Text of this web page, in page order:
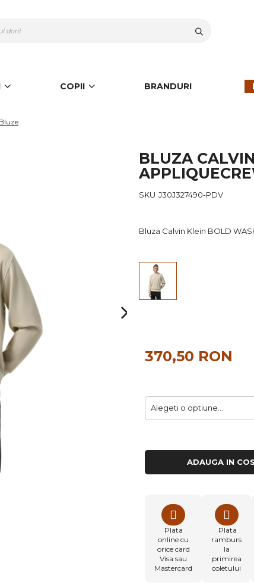
COPII BRANDURI
BLUZA
SKU J30J327490-PDV
Bluza Calvin Klein BOLD
370,50 RON
ADAUGA IN COS
Plata
online cu
orice card
Visa sau
Mastercard
Plata
ramburs
la
primirea
coletului